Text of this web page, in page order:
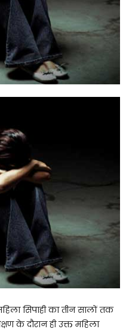
सिपाही का तीन सालों तक
के दौरान ही उक्त महिला